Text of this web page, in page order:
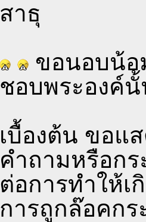
สาธุ
ขอนอบน้อ
ชอบพระองค์
เบื้องต้น ขอแ
คำถามหรือก
ต่อการทำให้เ
การถูกล๊อคกร